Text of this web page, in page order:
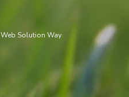
Web Solution Way